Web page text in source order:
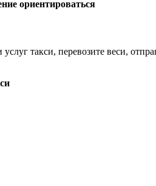
ориентироваться
такси, перевозите веси,